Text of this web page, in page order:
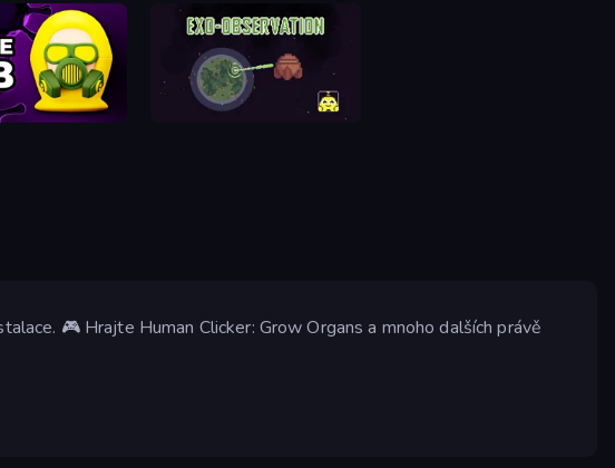
Exo Observation
🎮 Hrajte Human Clicker: Grow Organs a mnoho dalších právě